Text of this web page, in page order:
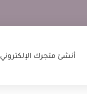
أنشئ متجرك الإلكتروني